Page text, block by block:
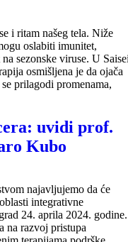
i ritam našeg tela. Niže
oslabiti imunitet,
sezonske viruse. U
osmišljena je da ojača
prilagodi promenama,
uvidi prof.
Kubo
najavljujemo da će
integrativne
24. aprila 2024. godine.
na razvoj pristupa